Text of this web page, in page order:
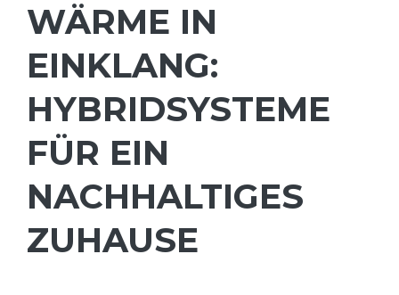
WÄRME IN
EINKLANG:
HYBRIDSYSTEME
FÜR EIN
NACHHALTIGES
ZUHAUSE